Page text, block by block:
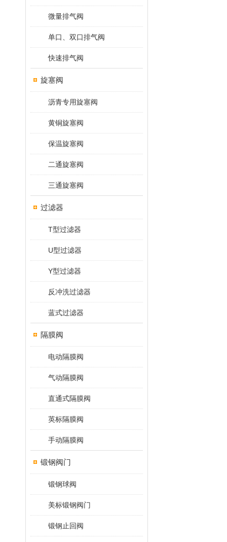
微量排气阀
单口、双口排气阀
快速排气阀
旋塞阀
沥青专用旋塞阀
黄铜旋塞阀
保温旋塞阀
二通旋塞阀
三通旋塞阀
过滤器
T型过滤器
U型过滤器
Y型过滤器
反冲洗过滤器
蓝式过滤器
隔膜阀
电动隔膜阀
气动隔膜阀
直通式隔膜阀
英标隔膜阀
手动隔膜阀
锻钢阀门
锻钢球阀
美标锻钢阀门
锻钢止回阀